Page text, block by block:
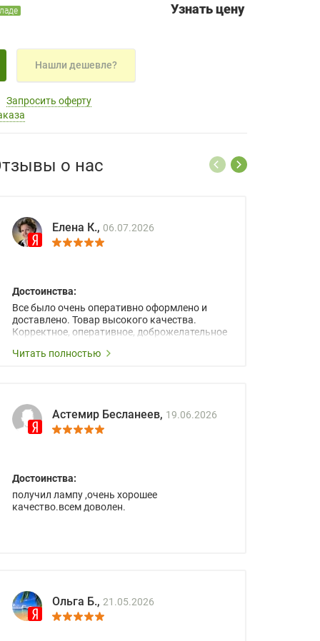
Узнать цену
Нашли дешевле?
Запросить оферту
о нас
Елена К., 06.07.2026
Достоинства:
Все было очень оперативно оформлено и
доставлено. Товар высокого качества.
Корректное, оперативное, доброжелательное
Читать полностью
Астемир Бесланеев, 19.06.2026
Достоинства:
получил лампу ,очень хорошее
качество.всем доволен.
Ольга Б., 21.05.2026